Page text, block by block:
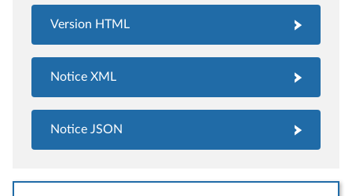
Version HTML
Notice XML
Notice JSON